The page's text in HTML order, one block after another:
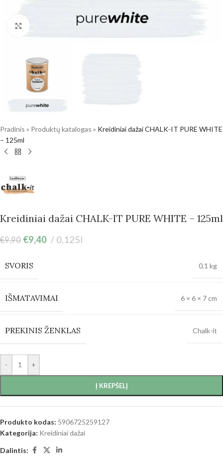
Click to enlarge
Pradinis » Produktų katalogas » Kreidiniai dažai CHALK-IT PURE WHITE
– 125ml
Kreidiniai dažai CHALK-IT PURE WHITE – 125ml
€9,90 €9,40 0,125l
SVORIS 0,1 kg
IŠMATAVIMAI 6 × 6 × 7 cm
PREKINIS ŽENKLAS Chalk-it
- +
Į KREPŠELĮ
Produkto kodas: 5906725259127
Kategorija: Kreidiniai dažai
Dalintis: